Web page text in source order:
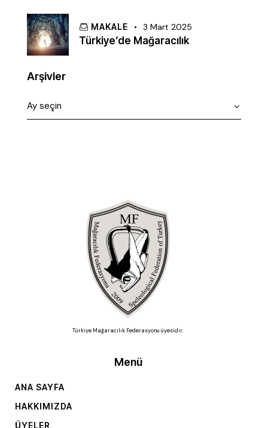
MAKALE 3 Mart 2025
Türkiye’de Mağaracılık
Arşivler
Türkiye Mağaracılık Federasyonu üyesidir.
Menü
ANA SAYFA
HAKKIMIZDA
ÜYELER